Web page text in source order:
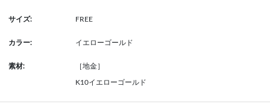
サイズ: FREE
カラー: イエローゴールド
素材: ［地金］
K10イエローゴールド